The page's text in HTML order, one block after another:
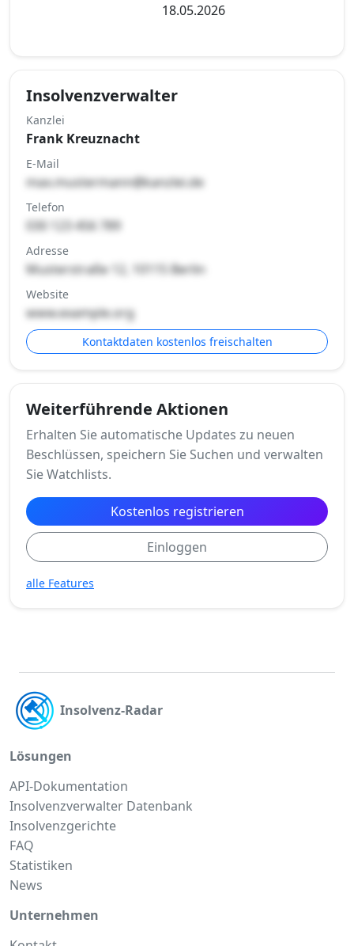
18.05.2026
Insolvenzverwalter
Kanzlei
Frank Kreuznacht
E-Mail
max.mustermann@kanzlei.de
Telefon
030 123 456 789
Adresse
Musterstraße 12, 10115 Berlin
Website
www.example.org
Kontaktdaten kostenlos freischalten
Weiterführende Aktionen
Erhalten Sie automatische Updates zu neuen
Beschlüssen, speichern Sie Suchen und verwalten
Sie Watchlists.
Kostenlos registrieren
Einloggen
alle Features
Insolvenz-Radar
Lösungen
API-Dokumentation
Insolvenzverwalter Datenbank
Insolvenzgerichte
FAQ
Statistiken
News
Unternehmen